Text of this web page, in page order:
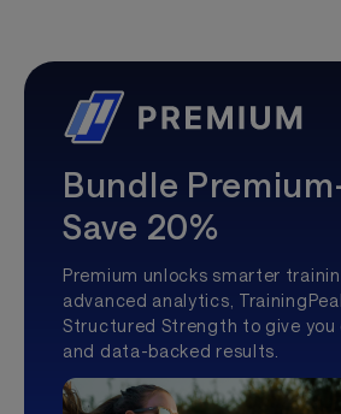
Bundle
Save 20%
Premium unlocks smarter
advanced analytics,
Structured Strength to give you
and data-backed results.